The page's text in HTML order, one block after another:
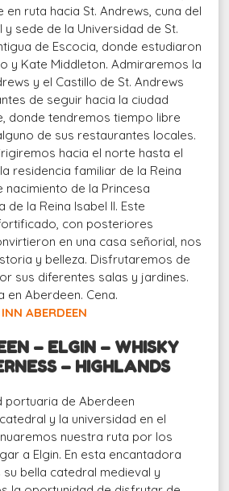
en ruta hacia St. Andrews, cuna del
y sede de la Universidad de St.
de Escocia, donde estudiaron
y Kate Middleton. Admiraremos la
y el Castillo de St. Andrews
de seguir hacia la ciudad
donde tendremos tiempo libre
de sus restaurantes locales.
hacia el norte hasta el
residencia familiar de la Reina
nacimiento de la Princesa
de la Reina Isabel II. Este
con posteriores
en una casa señorial, nos
y belleza. Disfrutaremos de
sus diferentes salas y jardines.
en Aberdeen. Cena.
ABERDEEN
– ELGIN – WHISKY
– HIGHLANDS
portuaria de Aberdeen
y la universidad en el
nuestra ruta por los
a Elgin. En esta encantadora
bella catedral medieval y